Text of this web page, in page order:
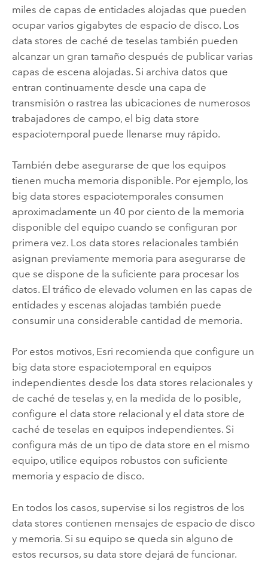
miles de capas de entidades alojadas que pueden
ocupar varios gigabytes de espacio de disco. Los
data stores de caché de teselas también pueden
alcanzar un gran tamaño después de publicar varias
capas de escena alojadas. Si archiva datos que
entran continuamente desde una capa de
transmisión o rastrea las ubicaciones de numerosos
trabajadores de campo, el big data store
espaciotemporal puede llenarse muy rápido.
También debe asegurarse de que los equipos
tienen mucha memoria disponible. Por ejemplo, los
big data stores espaciotemporales consumen
aproximadamente un 40 por ciento de la memoria
disponible del equipo cuando se configuran por
primera vez. Los data stores relacionales también
asignan previamente memoria para asegurarse de
que se dispone de la suficiente para procesar los
datos. El tráfico de elevado volumen en las capas de
entidades y escenas alojadas también puede
consumir una considerable cantidad de memoria.
Por estos motivos, Esri recomienda que configure un
big data store espaciotemporal en equipos
independientes desde los data stores relacionales y
de caché de teselas y, en la medida de lo posible,
configure el data store relacional y el data store de
caché de teselas en equipos independientes. Si
configura más de un tipo de data store en el mismo
equipo, utilice equipos robustos con suficiente
memoria y espacio de disco.
En todos los casos, supervise si los registros de los
data stores contienen mensajes de espacio de disco
y memoria. Si su equipo se queda sin alguno de
estos recursos, su data store dejará de funcionar.